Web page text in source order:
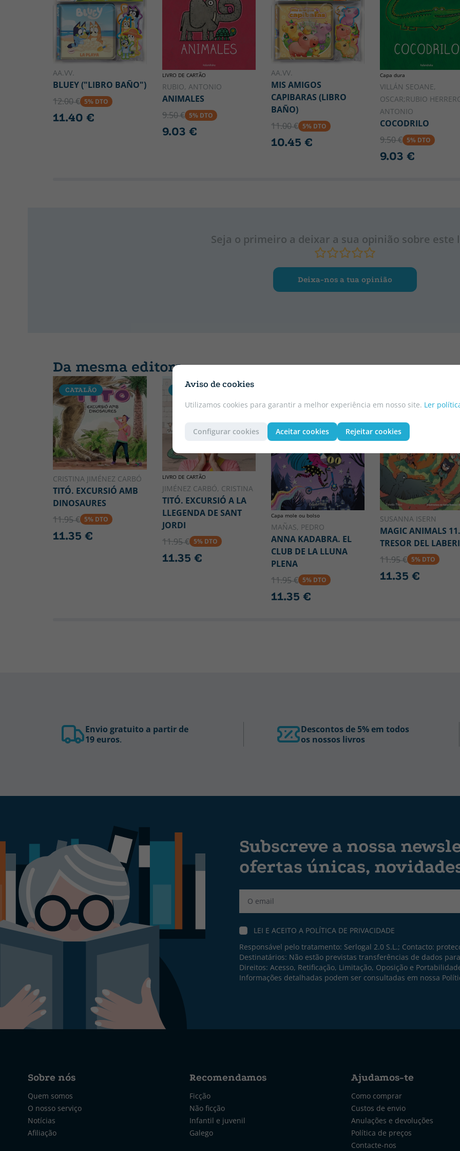
Aviso de cookies
Utilizamos cookies para garantir a melhor experiência em nosso site. Ler
Configurar cookies Aceitar cookies Rejeitar cookies
AA.VV.
BLUEY ("LIBRO BAÑO")
12.00 € 5% DTO
11.40 €
LIVRO DE CARTÃO
RUBIO, ANTONIO
ANIMALES
9.50 € 5% DTO
9.03 €
AA.VV.
MIS AMIGOS
CAPIBARAS (LIBRO
BAÑO)
11.00 € 5% DTO
10.45 €
Capa dura
VILLÁN SEOANE,
OSCAR;RUBIO
ANTONIO
COCODRILO
9.50 € 5% DTO
9.03 €
Seja o primeiro a deixar a sua opinião sobre este
Deixa-nos a tua opinião
Da mesma editora
CATALÃO
CRISTINA JIMÉNEZ CARBÓ
TITÓ. EXCURSIÓ AMB
DINOSAURES
11.95 € 5% DTO
11.35 €
CATALÃO
LIVRO DE CARTÃO
JIMÉNEZ CARBÓ, CRISTINA
TITÓ. EXCURSIÓ A LA
LLEGENDA DE SANT
JORDI
11.95 € 5% DTO
11.35 €
Capa mole ou bolso
MAÑAS, PEDRO
ANNA KADABRA. EL
CLUB DE LA LLUNA
PLENA
11.95 € 5% DTO
11.35 €
SUSANNA ISERN
MAGIC ANIMALS
TRESOR DEL
11.95 € 5% DTO
11.35 €
Envio gratuito a partir de
19 euros.
Descontos de 5% em todos
os nossos livros
Subscreve a nossa
ofertas únicas,
LEI E ACEITO A POLÍTICA DE PRIVACIDADE
Responsável pelo tratamento: Serlogal 2.0 S.L.; Contacto:
Destinatários: Não estão previstas transferências de dados
Direitos: Acesso, Retificação, Limitação, Oposição e
Informações detalhadas podem ser consultadas em nossa
Sobre nós
Quem somos
O nosso serviço
Notícias
Afiliação
Recomendamos
Ficção
Não ficção
Infantil e juvenil
Galego
Ajudamos-te
Como comprar
Custos de envio
Anulações e devoluções
Política de preços
Contacte-nos